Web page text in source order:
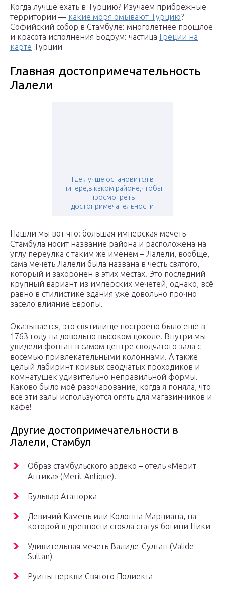
Когда лучше ехать в Турцию? Изучаем прибрежные
территории — какие моря омывают Турцию?
Софийский собор в Стамбуле: многолетнее прошлое
и красота исполнения Бодрум: частица Греции на
карте Турции
Главная достопримечательность
Лалели
Где лучше остановится в
питере,в каком районе,чтобы
просмотреть
достопримечательности
Нашли мы вот что: большая имперская мечеть
Стамбула носит название района и расположена на
углу переулка с таким же именем – Лалели, вообще,
сама мечеть Лалели была названа в честь святого,
который и захоронен в этих местах. Это последний
крупный вариант из имперских мечетей, однако, всё
равно в стилистике здания уже довольно прочно
засело влияние Европы.
Оказывается, это святилище построено было ещё в
1763 году на довольно высоком цоколе. Внутри мы
увидели фонтан в самом центре сводчатого зала с
восемью привлекательными колоннами. А также
целый лабиринт кривых сводчатых проходиков и
комнатушек удивительно неправильной формы.
Каково было моё разочарование, когда я поняла, что
все эти залы используются опять для магазинчиков и
кафе!
Другие достопримечательности в
Лалели, Стамбул
Образ стамбульского ардеко – отель «Мерит
Антика» (Merit Antique).
Бульвар Ататюрка
Девичий Камень или Колонна Марциана, на
которой в древности стояла статуя богини Ники
Удивительная мечеть Валиде-Султан (Valide
Sultan)
Руины церкви Святого Полиекта